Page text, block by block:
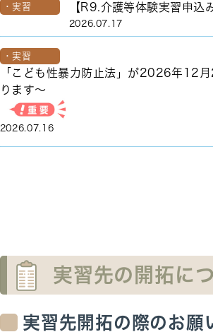
実習 【R9.介護等体験実習申込
2026.07.17
実習
「こども性暴力防止法」が2026年12
ります～
2026.07.16
実習先の開拓に
実習先開拓の際のお願